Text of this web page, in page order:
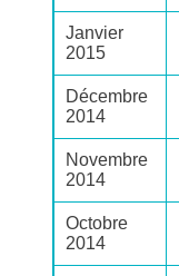
Janvier
2015
Décembre
2014
Novembre
2014
Octobre
2014